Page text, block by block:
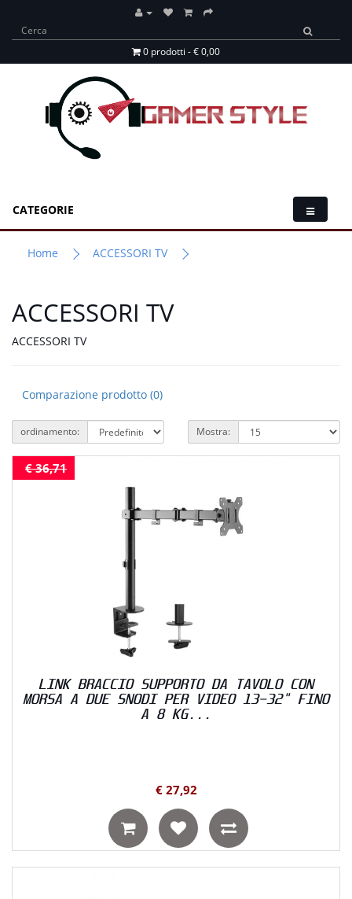
0 prodotti - € 0,00
CATEGORIE
Home ACCESSORI TV
ACCESSORI TV
ACCESSORI TV
Comparazione prodotto (0)
ordinamento: Mostra:
LINK BRACCIO SUPPORTO DA TAVOLO CON
MORSA A DUE SNODI PER VIDEO 13-32" FINO
A 8 KG...
€ 27,92
€ 36,71